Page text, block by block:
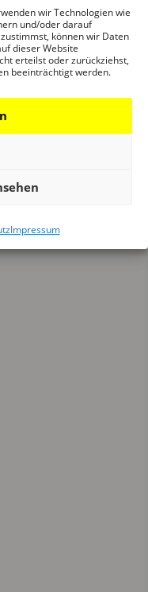
wir Technologien wie
und/oder darauf
können wir Daten
dieser Website
erteilst oder zurückziehst,
beeinträchtigt werden.
Impressum
auch das
2020mit
Bauten aus der